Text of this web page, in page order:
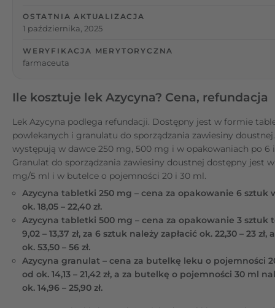
OSTATNIA AKTUALIZACJA
1 października, 2025
WERYFIKACJA MERYTORYCZNA
farmaceuta
Ile kosztuje lek Azycyna? Cena, refundacja
Lek Azycyna podlega refundacji. Dostępny jest w formie
powlekanych i granulatu do sporządzania zawiesiny
występują w dawce 250 mg, 500 mg i w opakowaniach po 6 i
Granulat do sporządzania zawiesiny doustnej dostępny jest
mg/5 ml i w butelce o pojemności 20 i 30 ml.
Azycyna tabletki 250 mg – cena za opakowanie 6 sztuk
ok. 18,05 – 22,40 zł.
Azycyna tabletki 500 mg – cena za opakowanie 3 sztuk
9,02 – 13,37 zł, za 6 sztuk należy zapłacić ok. 22,30 – 23 zł,
ok. 53,50 – 56 zł.
Azycyna granulat – cena za butelkę leku o pojemności
od ok. 14,13 – 21,42 zł, a za butelkę o pojemności 30 ml
ok. 14,96 – 25,90 zł.